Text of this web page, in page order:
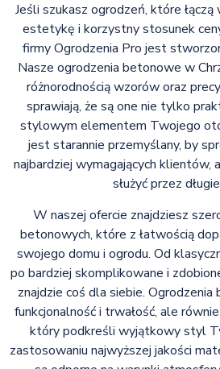
Jeśli szukasz ogrodzeń, które
estetykę i korzystny stosunek
firmy Ogrodzenia Pro jest
Nasze ogrodzenia betonowe w
różnorodnością wzorów oraz
sprawiają, że są one nie tylko
stylowym elementem Twojego
jest starannie przemyślany, by
najbardziej wymagających klientów,
służyć przez
W naszej ofercie znajdziesz
betonowych, które z łatwością
swojego domu i ogrodu. Od
po bardziej skomplikowane i
znajdzie coś dla siebie.
funkcjonalność i trwałość, ale
który podkreśli wyjątkowy styl
zastosowaniu najwyższej jakości